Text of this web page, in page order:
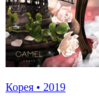
Корея • 2019